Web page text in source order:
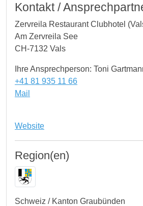
Kontakt /
Zervreila Restaurant Clubhotel
Am Zervreila See
CH-7132 Vals
Ihre Ansprechperson: Toni
+41 81 935 11 66
Mail
Website
Region(en)
Schweiz / Kanton Graubünden